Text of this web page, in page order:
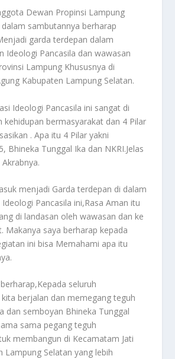
Dewan Propinsi Lampung
dalam sambutannya berharap
garda terdepan dalam
Ideologi Pancasila dan wawasan
Lampung Khususnya di
Kabupaten Lampung Selatan.
Ideologi Pancasila ini sangat di
kehidupan bermasyarakat dan 4 Pilar
. Apa itu 4 Pilar yakni
Bhineka Tunggal Ika dan NKRI.Jelas
menjadi Garda terdepan di dalam
Pancasila ini,Rasa Aman itu
di landasan oleh wawasan dan ke
Makanya saya berharap kepada
ini bisa Memahami apa itu
seluruh
berjalan dan memegang teguh
dan semboyan Bhineka Tunggal
sama pegang teguh
membangun di Kecamatam Jati
Lampung Selatan yang lebih